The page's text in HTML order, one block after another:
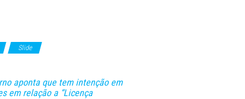
Slide
aponta que tem intenção em
em relação a “Licença